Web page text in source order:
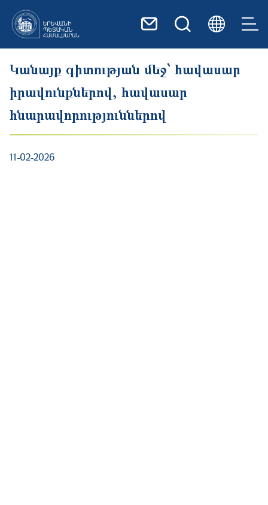
Կանայք գիտության մեջ՝ հավասար
իրավունքներով, հավասար
հնարավորություններով
11-02-2026